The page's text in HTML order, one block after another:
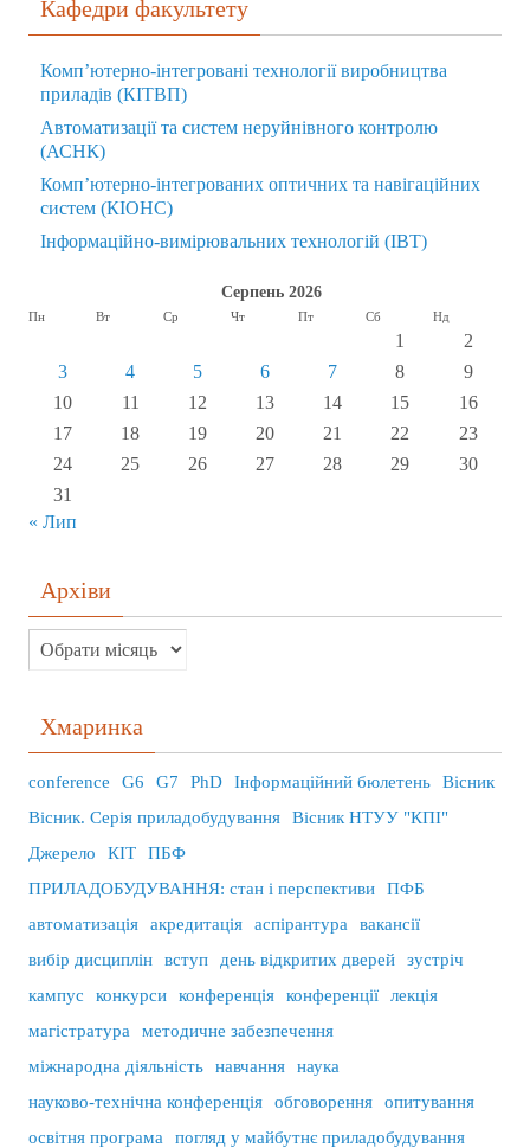
Кафедри факультету
Комп’ютерно-інтегровані технології виробництва
приладів (КІТВП)
Автоматизації та систем неруйнівного контролю
(АСНК)
Комп’ютерно-інтегрованих оптичних та навігаційних
систем (КІОНС)
Інформаційно-вимірювальних технологій (ІВТ)
Серпень 2026
Пн Вт Ср Чт Пт Сб Нд
1
2
3
4 5 6 7 8
9
10
11 12 13 14 15
16
17
18 19 20 21 22
23
24
25 26 27 28 29
30
31
« Лип
Архіви
Хмаринка
conference G6 G7 PhD Інформаційний бюлетень
Вісник
Вісник. Серія приладобудування
Вісник НТУУ "КПІ"
Джерело
КІТ
ПБФ
ПРИЛАДОБУДУВАННЯ: стан і перспективи
ПФБ
автоматизація
акредитація аспірантура
вакансії
вибір дисциплін
вступ день відкритих дверей
зустріч
кампус
конкурси конференція конференції
лекція
магістратура
методичне забезпечення
міжнародна діяльність
навчання
наука
науково-технічна конференція
обговорення
опитування
освітня програма
погляд у майбутнє приладобудування